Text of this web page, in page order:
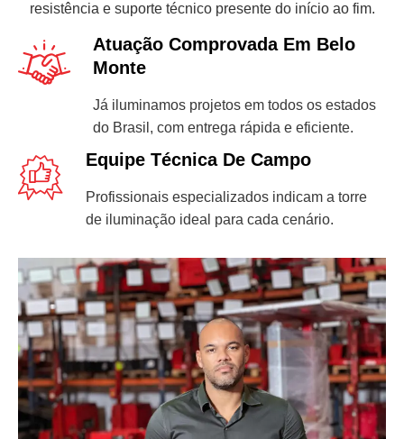
resistência e suporte técnico presente do início ao fim.
Atuação Comprovada Em Belo
Monte
Já iluminamos projetos em todos os estados
do Brasil, com entrega rápida e eficiente.
Equipe Técnica De Campo
Profissionais especializados indicam a torre
de iluminação ideal para cada cenário.